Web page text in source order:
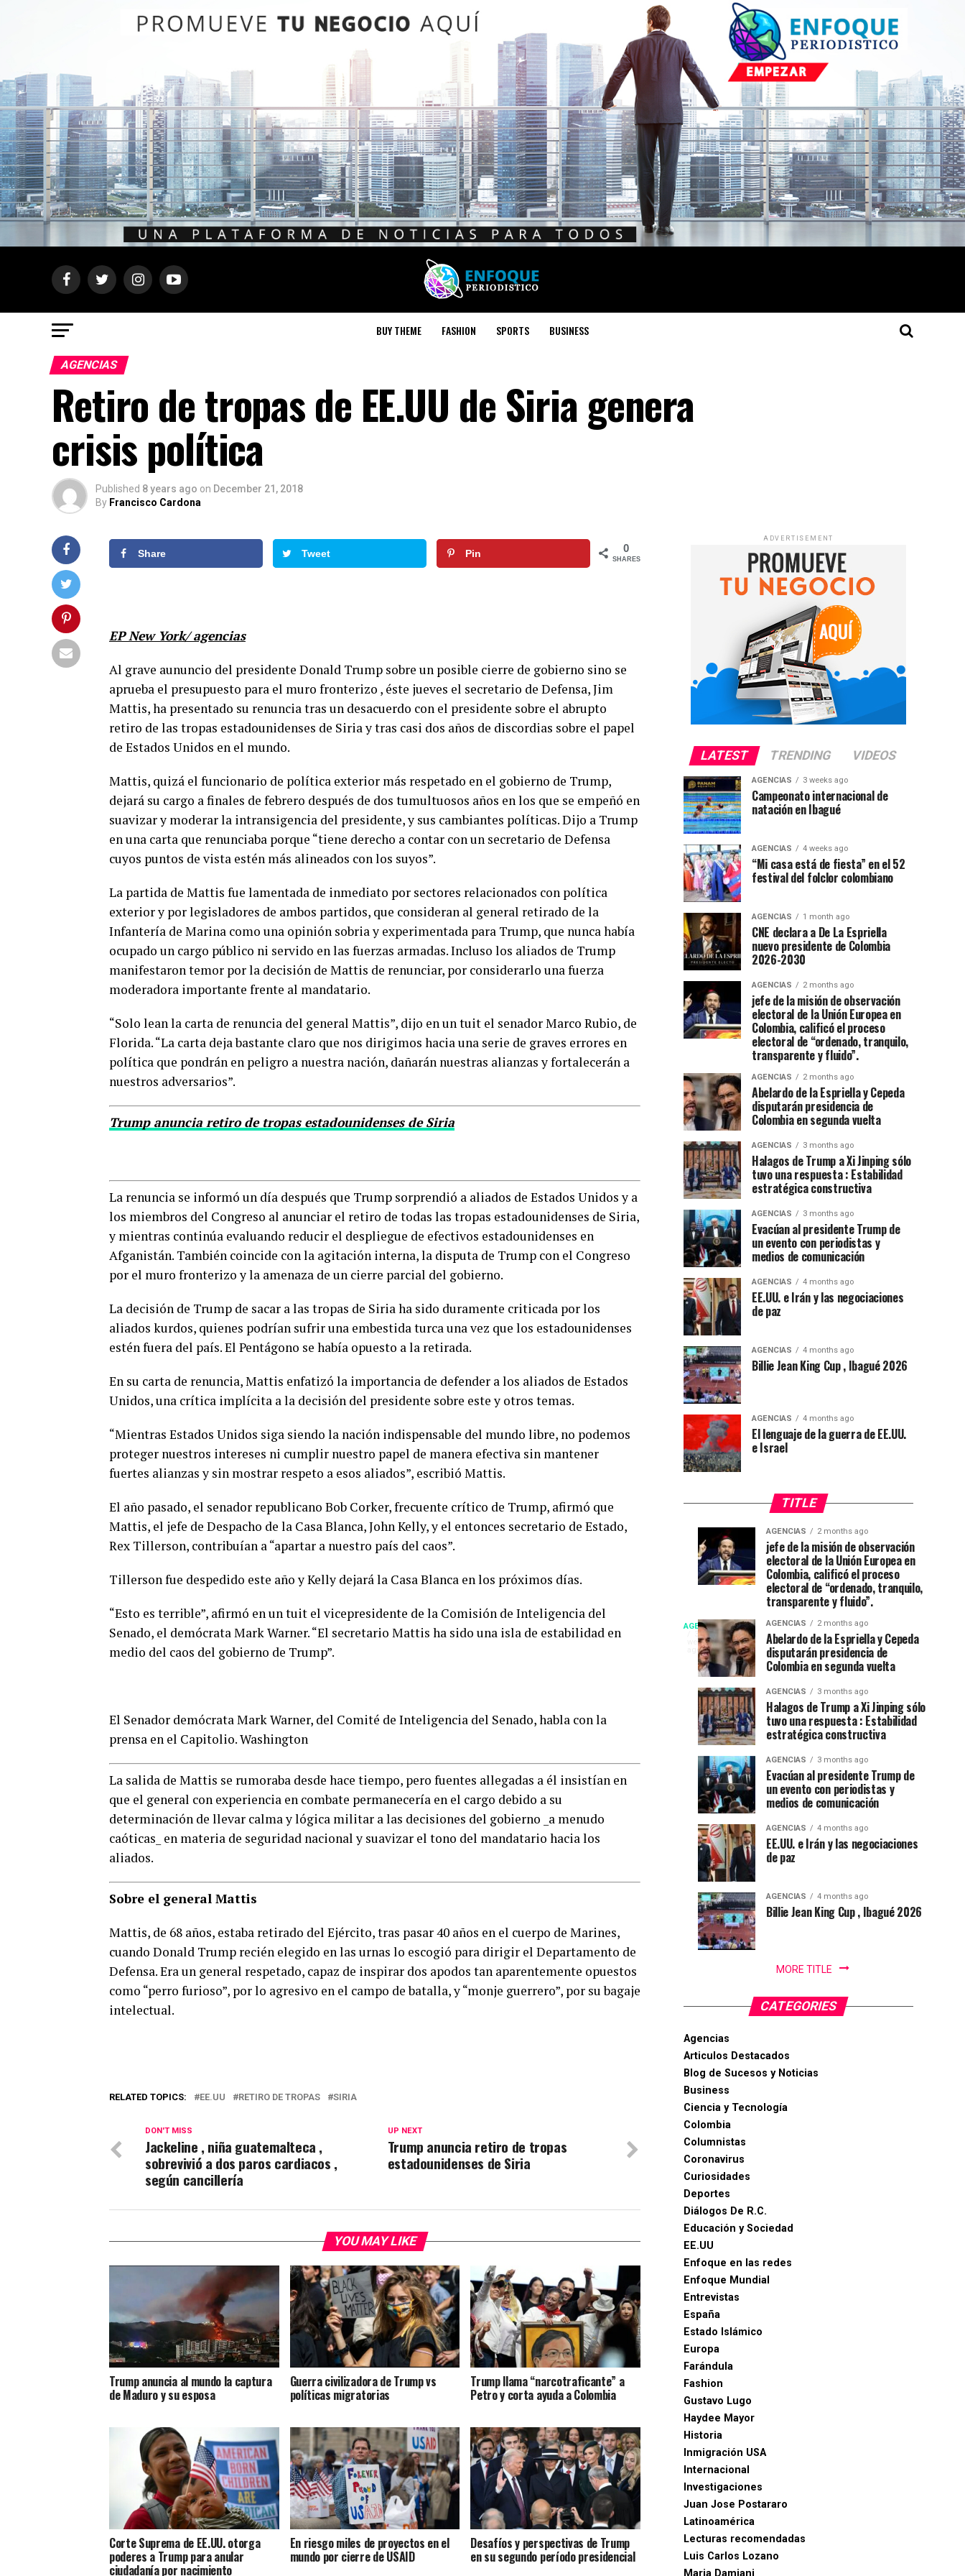
BUY THEME FASHION SPORTS BUSINESS
AGENCIAS
Retiro de tropas de EE.UU de Siria genera
crisis política
Published 8 years ago on December 21, 2018
By Francisco Cardona
Share Tweet Pin 0
SHARES
EP New York/ agencias
Al grave aununcio del presidente Donald Trump sobre un posible cierre de gobierno sino se
aprueba el presupuesto para el muro fronterizo , éste jueves el secretario de Defensa, Jim
Mattis, ha presentado su renuncia tras un desacuerdo con el presidente sobre el abrupto
retiro de las tropas estadounidenses de Siria y tras casi dos años de discordias sobre el papel
de Estados Unidos en el mundo.
Mattis, quizá el funcionario de política exterior más respetado en el gobierno de Trump,
dejará su cargo a finales de febrero después de dos tumultuosos años en los que se empeñó en
suavizar y moderar la intransigencia del presidente, y sus cambiantes políticas. Dijo a Trump
en una carta que renunciaba porque “tiene derecho a contar con un secretario de Defensa
cuyos puntos de vista estén más alineados con los suyos”.
La partida de Mattis fue lamentada de inmediato por sectores relacionados con política
exterior y por legisladores de ambos partidos, que consideran al general retirado de la
Infantería de Marina como una opinión sobria y experimentada para Trump, que nunca había
ocupado un cargo público ni servido en las fuerzas armadas. Incluso los aliados de Trump
manifestaron temor por la decisión de Mattis de renunciar, por considerarlo una fuerza
moderadora importante frente al mandatario.
“Solo lean la carta de renuncia del general Mattis”, dijo en un tuit el senador Marco Rubio, de
Florida. “La carta deja bastante claro que nos dirigimos hacia una serie de graves errores en
política que pondrán en peligro a nuestra nación, dañarán nuestras alianzas y fortalecerán a
nuestros adversarios”.
Trump anuncia retiro de tropas estadounidenses de Siria
La renuncia se informó un día después que Trump sorprendió a aliados de Estados Unidos y a
los miembros del Congreso al anunciar el retiro de todas las tropas estadounidenses de Siria,
y mientras continúa evaluando reducir el despliegue de efectivos estadounidenses en
Afganistán. También coincide con la agitación interna, la disputa de Trump con el Congreso
por el muro fronterizo y la amenaza de un cierre parcial del gobierno.
La decisión de Trump de sacar a las tropas de Siria ha sido duramente criticada por los
aliados kurdos, quienes podrían sufrir una embestida turca una vez que los estadounidenses
estén fuera del país. El Pentágono se había opuesto a la retirada.
En su carta de renuncia, Mattis enfatizó la importancia de defender a los aliados de Estados
Unidos, una crítica implícita a la decisión del presidente sobre este y otros temas.
“Mientras Estados Unidos siga siendo la nación indispensable del mundo libre, no podemos
proteger nuestros intereses ni cumplir nuestro papel de manera efectiva sin mantener
fuertes alianzas y sin mostrar respeto a esos aliados”, escribió Mattis.
El año pasado, el senador republicano Bob Corker, frecuente crítico de Trump, afirmó que
Mattis, el jefe de Despacho de la Casa Blanca, John Kelly, y el entonces secretario de Estado,
Rex Tillerson, contribuían a “apartar a nuestro país del caos”.
Tillerson fue despedido este año y Kelly dejará la Casa Blanca en los próximos días.
“Esto es terrible”, afirmó en un tuit el vicepresidente de la Comisión de Inteligencia del
Senado, el demócrata Mark Warner. “El secretario Mattis ha sido una isla de estabilidad en
medio del caos del gobierno de Trump”.
El Senador demócrata Mark Warner, del Comité de Inteligencia del Senado, habla con la
prensa en el Capitolio. Washington
La salida de Mattis se rumoraba desde hace tiempo, pero fuentes allegadas a él insistían en
que el general con experiencia en combate permanecería en el cargo debido a su
determinación de llevar calma y lógica militar a las decisiones del gobierno _a menudo
caóticas_ en materia de seguridad nacional y suavizar el tono del mandatario hacia los
aliados.
Sobre el general Mattis
Mattis, de 68 años, estaba retirado del Ejército, tras pasar 40 años en el cuerpo de Marines,
cuando Donald Trump recién elegido en las urnas lo escogió para dirigir el Departamento de
Defensa. Era un general respetado, capaz de inspirar dos apodos tan aparentemente opuestos
como “perro furioso”, por lo agresivo en el campo de batalla, y “monje guerrero”, por su bagaje
intelectual.
RELATED TOPICS: EE.UU RETIRO DE TROPAS SIRIA
UP NEXT
Trump anuncia retiro de tropas
estadounidenses de Siria
DON'T MISS
Jackeline , niña guatemalteca ,
sobrevivió a dos paros cardiacos ,
según cancillería
YOU MAY LIKE
Trump anuncia al mundo la captura
de Maduro y su esposa
Guerra civilizadora de Trump vs
políticas migratorias
Trump llama “narcotraficante” a
Petro y corta ayuda a Colombia
Corte Suprema de EE.UU. otorga
poderes a Trump para anular
ciudadanía por nacimiento
En riesgo miles de proyectos en el
mundo por cierre de USAID
Desafíos y perspectivas de Trump
en su segundo período presidencial
ADVERTISEMENT
LATEST TRENDING VIDEOS
AGENCIAS 3 weeks ago
Campeonato internacional de
natación en Ibagué
AGENCIAS 4 weeks ago
“Mi casa está de fiesta” en el 52
festival del folclor colombiano
AGENCIAS 1 month ago
CNE declara a De La Espriella
nuevo presidente de Colombia
2026-2030
AGENCIAS 2 months ago
jefe de la misión de observación
electoral de la Unión Europea en
Colombia, calificó el proceso
electoral de “ordenado, tranquilo,
transparente y fluido”.
AGENCIAS 2 months ago
Abelardo de la Espriella y Cepeda
disputarán presidencia de
Colombia en segunda vuelta
AGENCIAS 3 months ago
Halagos de Trump a Xi Jinping sólo
tuvo una respuesta : Estabilidad
estratégica constructiva
AGENCIAS 3 months ago
Evacúan al presidente Trump de
un evento con periodistas y
medios de comunicación
AGENCIAS 4 months ago
EE.UU. e Irán y las negociaciones
de paz
AGENCIAS 4 months ago
Billie Jean King Cup , Ibagué 2026
AGENCIAS 4 months ago
El lenguaje de la guerra de EE.UU.
e Israel
TITLE
AGENCIAS
3
weeks
ago
Campeonato
internacional
de
natación
en
Ibagué
NEW
YORK
DEPORTES|
Por
Gustavo
Lugo
Ibagué
Ibagué
celebró
Campeonato
Natación
PanAm...
AGENCIAS
4
weeks
ago
“Mi
casa
está
fiesta”
en
52
festival
del
folclor
colombiano
AGENCIAS
1
month
ago
CNE
declara
Espriella
nuevo
presidente
Colombia
2026-
2030
AGENCIAS 2 months ago
jefe de la misión de observación
electoral de la Unión Europea en
Colombia, calificó el proceso
electoral de “ordenado, tranquilo,
transparente y fluido”.
AGENCIAS 2 months ago
Abelardo de la Espriella y Cepeda
disputarán presidencia de
Colombia en segunda vuelta
AGENCIAS 3 months ago
Halagos de Trump a Xi Jinping sólo
tuvo una respuesta : Estabilidad
estratégica constructiva
AGENCIAS 3 months ago
Evacúan al presidente Trump de
un evento con periodistas y
medios de comunicación
AGENCIAS 4 months ago
EE.UU. e Irán y las negociaciones
de paz
AGENCIAS 4 months ago
Billie Jean King Cup , Ibagué 2026
MORE TITLE
CATEGORIES
Agencias
Articulos Destacados
Blog de Sucesos y Noticias
Business
Ciencia y Tecnología
Colombia
Columnistas
Coronavirus
Curiosidades
Deportes
Diálogos De R.C.
Educación y Sociedad
EE.UU
Enfoque en las redes
Enfoque Mundial
Entrevistas
España
Estado Islámico
Europa
Farándula
Fashion
Gustavo Lugo
Haydee Mayor
Historia
Inmigración USA
Internacional
Investigaciones
Juan Jose Postararo
Latinoamérica
Lecturas recomendadas
Luis Carlos Lozano
Maria Damiani